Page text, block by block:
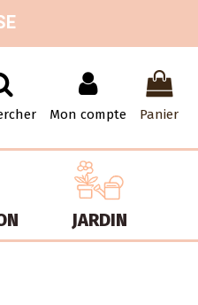
Mon compte Panier
JARDIN